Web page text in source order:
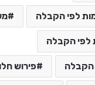
לפי הקבלה
לפי הקבלה
הקבלה פירוש